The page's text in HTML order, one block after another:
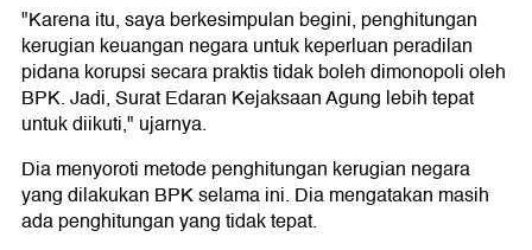
"Karena itu, saya berkesimpulan begini, penghitungan
kerugian keuangan negara untuk keperluan peradilan
pidana korupsi secara praktis tidak boleh dimonopoli oleh
BPK. Jadi, Surat Edaran Kejaksaan Agung lebih tepat
untuk diikuti," ujarnya.
Dia menyoroti metode penghitungan kerugian negara
yang dilakukan BPK selama ini. Dia mengatakan masih
ada penghitungan yang tidak tepat.